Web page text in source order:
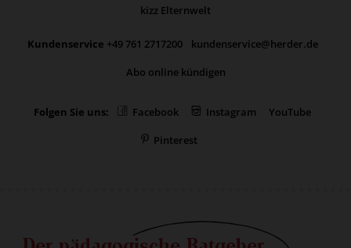
kizz Elternwelt
Kundenservice +49 761 2717200
kundenservice@herder.de
Abo online kündigen
Folgen Sie uns: Facebook Instagram
YouTube
Pinterest